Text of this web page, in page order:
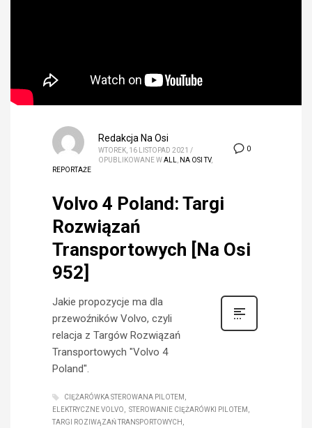
0
Redakcja Na Osi
WTOREK, 16 LISTOPAD 2021 /
OPUBLIKOWANE WALL NA OSI TV,
REPORTAŻE
Volvo 4 Poland: Targi
Rozwiązań
Transportowych [Na Osi
952]
Jakie propozycje ma dla
przewoźników Volvo, czyli
relacja z Targów Rozwiązań
Transportowych "Volvo 4
Poland".
CIĘŻARÓWKA STEROWANA PILOTEM
ELEKTRYCZNE VOLVO
STEROWANIE CIĘŻARÓWKI PILOTEM
TARGI ROZIWĄZAŃ TRANSPORTOWYCH